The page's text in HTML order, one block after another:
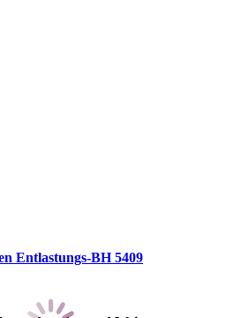
Entlastungs-BH 5409